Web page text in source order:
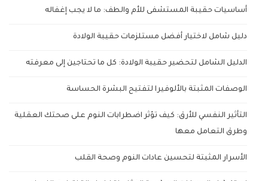
أساسيات حقيبة المستشفى للأم والطف: ما لا يجب إغفاله
دليل شامل لاختيار أفضل مستلزمات حقيبة الولادة
الدليل الشامل لتحضير حقيبة الولادة: كل ما تحتاجين إلى معرفته
الوصفات المثبتة بالألوفيرا لتفتيح البشرة الحساسة
التأثير النفسي للأرق: كيف تؤثر اضطرابات النوم على صحتك العقلية
وطرق التعامل معها
الأسرار المثبتة لتحسين عادات النوم وصحة القلب